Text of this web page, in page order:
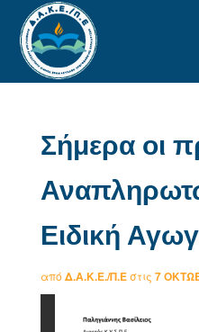
Σήμερα οι
Ειδική
από Δ.Α.Κ.Ε./Π.Εστις 7